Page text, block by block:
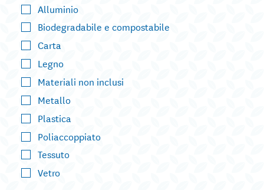
Alluminio
Biodegradabile e compostabile
Carta
Legno
Materiali non inclusi
Metallo
Plastica
Poliaccoppiato
Tessuto
Vetro